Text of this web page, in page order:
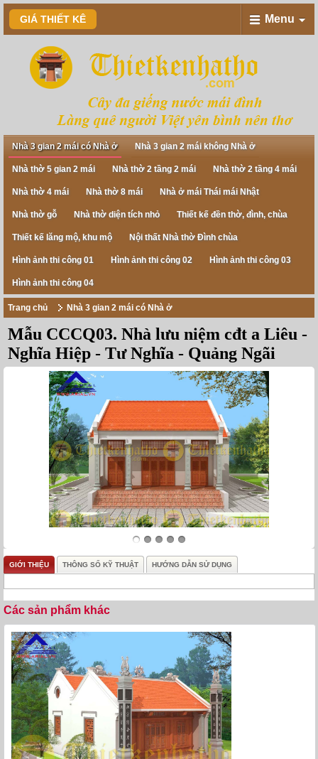
GIÁ THIẾT KÊ Menu
Nhà 3 gian 2 mái có Nhà ở Nhà 3 gian 2 mái không Nhà ở
Nhà thờ 5 gian 2 mái Nhà thờ 2 tầng 2 mái Nhà thờ 2 tầng 4 mái
Nhà thờ 4 mái Nhà thờ 8 mái Nhà ở mái Thái mái Nhật
Nhà thờ gỗ Nhà thờ diện tích nhỏ Thiết kế đền thờ, đình, chùa
Thiết kế lăng mộ, khu mộ Nội thất Nhà thờ Đình chùa
Hình ảnh thi công 01 Hình ảnh thi công 02 Hình ảnh thi công 03
Hình ảnh thi công 04
Trang chủ Nhà 3 gian 2 mái có Nhà ở
Mẫu CCCQ03. Nhà lưu niệm cđt a Liêu -
Nghĩa Hiệp - Tư Nghĩa - Quảng Ngãi
GIỚI THIỆU THÔNG SỐ KỸ THUẬT HƯỚNG DẪN SỬ DỤNG
Các sản phẩm khác